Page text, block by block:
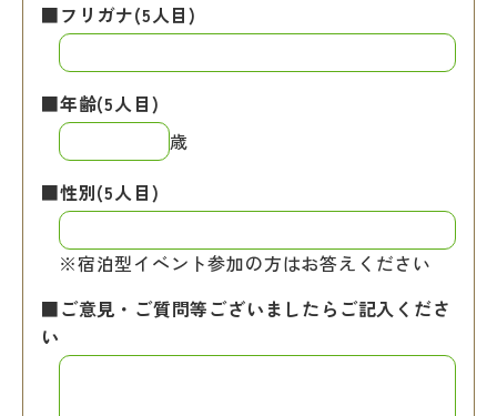
■フリガナ(5人目)
■年齢(5人目)
歳
■性別(5人目)
※宿泊型イベント参加の方はお答えください
■ご意見・ご質問等ございましたらご記入くださ
い